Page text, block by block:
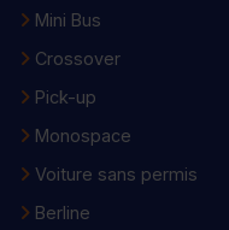
Mini Bus
Crossover
Pick-up
Monospace
Voiture sans permis
Berline